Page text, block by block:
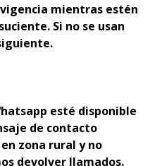
mientras estén
Si no se usan
esté disponible
de contacto
zona rural y no
devolver llamados.